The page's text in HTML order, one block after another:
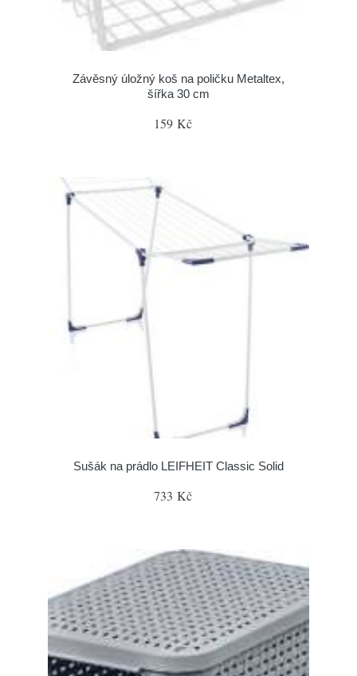
Závěsný úložný koš na poličku Metaltex,
šířka 30 cm
159 Kč
Sušák na prádlo LEIFHEIT Classic Solid
733 Kč